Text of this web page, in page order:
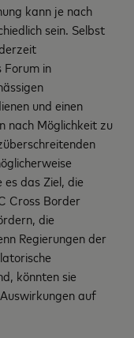
kann je nach
sein. Selbst
Forum in
und einen
nach Möglichkeit zu
es das Ziel, die
Cross Border
die
Regierungen der
könnten sie
auf